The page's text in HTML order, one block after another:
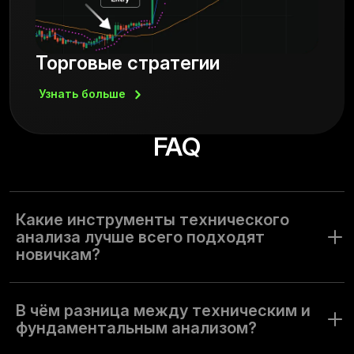
Торговые стратегии
Узнать больше
FAQ
Какие инструменты технического
анализа лучше всего подходят
новичкам?
инструментов платформы. Рекомендуем попробовать:
Простая скользящая средняя (SMA). Это трендовый
индикатор, который помогает определить
В чём разница между техническим и
фундаментальным анализом?